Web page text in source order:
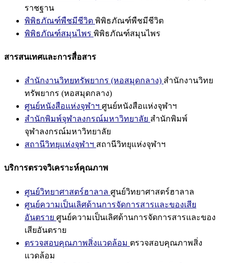
ราชฐาน
พิพิธภัณฑ์พืชมีชีวิต พิพิธภัณฑ์พืชมีชีวิต
พิพิธภัณฑ์สมุนไพร พิพิธภัณฑ์สมุนไพร
สารสนเทศและการสื่อสาร
สำนักงานวิทยทรัพยากร (หอสมุดกลาง) สำนักงานวิทย
ทรัพยากร (หอสมุดกลาง)
ศูนย์หนังสือแห่งจุฬาฯ ศูนย์หนังสือแห่งจุฬาฯ
สำนักพิมพ์จุฬาลงกรณ์มหาวิทยาลัย สำนักพิมพ์
จุฬาลงกรณ์มหาวิทยาลัย
สถานีวิทยุแห่งจุฬาฯ สถานีวิทยุแห่งจุฬาฯ
บริการตรวจวิเคราะห์คุณภาพ
ศูนย์วิทยาศาสตร์ฮาลาล ศูนย์วิทยาศาสตร์ฮาลาล
ศูนย์ความเป็นเลิศด้านการจัดการสารและของเสีย
อันตราย ศูนย์ความเป็นเลิศด้านการจัดการสารและของ
เสียอันตราย
ตรวจสอบคุณภาพสิ่งแวดล้อม ตรวจสอบคุณภาพสิ่ง
แวดล้อม